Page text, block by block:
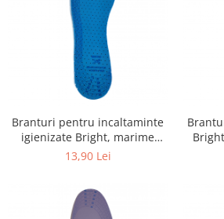
Seturi cadou
Branturi pentru incaltaminte
igienizate Bright, marime
universala
13,90 Lei